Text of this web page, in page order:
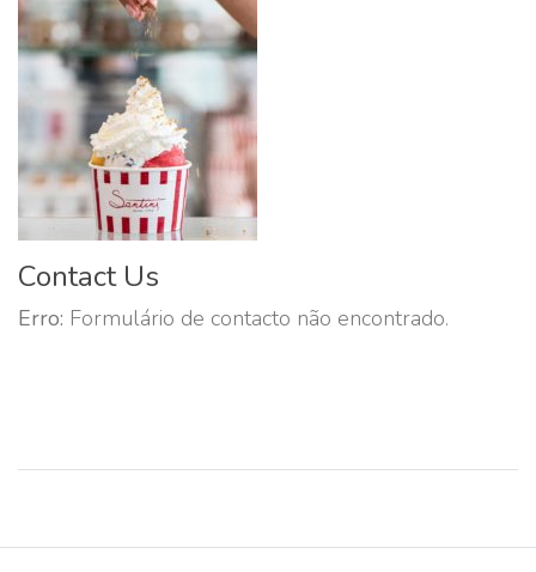
Contact Us
Erro: Formulário de contacto não encontrado.